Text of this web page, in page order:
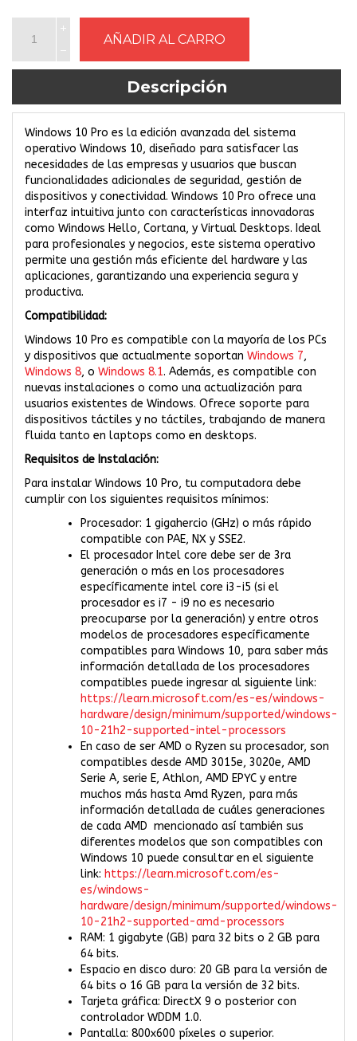
Descripción
Windows 10 Pro es la edición avanzada del sistema
operativo Windows 10, diseñado para satisfacer las
necesidades de las empresas y usuarios que buscan
funcionalidades adicionales de seguridad, gestión de
dispositivos y conectividad. Windows 10 Pro ofrece una
interfaz intuitiva junto con características innovadoras
como Windows Hello, Cortana, y Virtual Desktops. Ideal
para profesionales y negocios, este sistema operativo
permite una gestión más eficiente del hardware y las
aplicaciones, garantizando una experiencia segura y
productiva.
Compatibilidad:
Windows 10 Pro es compatible con la mayoría de los PCs
y dispositivos que actualmente soportan Windows 7,
Windows 8, o Windows 8.1. Además, es compatible con
nuevas instalaciones o como una actualización para
usuarios existentes de Windows. Ofrece soporte para
dispositivos táctiles y no táctiles, trabajando de manera
fluida tanto en laptops como en desktops.
Requisitos de Instalación:
Para instalar Windows 10 Pro, tu computadora debe
cumplir con los siguientes requisitos mínimos:
Procesador: 1 gigahercio (GHz) o más rápido
compatible con PAE, NX y SSE2.
El procesador Intel core debe ser de 3ra
generación o más en los procesadores
específicamente intel core i3-i5 (si el
procesador es i7 - i9 no es necesario
preocuparse por la generación) y entre otros
modelos de procesadores específicamente
compatibles para Windows 10, para saber más
información detallada de los procesadores
compatibles puede ingresar al siguiente link:
https://learn.microsoft.com/es-es/windows-
hardware/design/minimum/supported/windows-
10-21h2-supported-intel-processors
En caso de ser AMD o Ryzen su procesador, son
compatibles desde AMD 3015e, 3020e, AMD
Serie A, serie E, Athlon, AMD EPYC y entre
muchos más hasta Amd Ryzen, para más
información detallada de cuáles generaciones
de cada AMD mencionado así también sus
diferentes modelos que son compatibles con
Windows 10 puede consultar en el siguiente
link: https://learn.microsoft.com/es-
es/windows-
hardware/design/minimum/supported/windows-
10-21h2-supported-amd-processors
RAM: 1 gigabyte (GB) para 32 bits o 2 GB para
64 bits.
Espacio en disco duro: 20 GB para la versión de
64 bits o 16 GB para la versión de 32 bits.
Tarjeta gráfica: DirectX 9 o posterior con
controlador WDDM 1.0.
Pantalla: 800x600 píxeles o superior.